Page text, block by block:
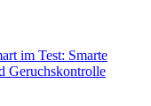
im Test: Smarte
Geruchskontrolle